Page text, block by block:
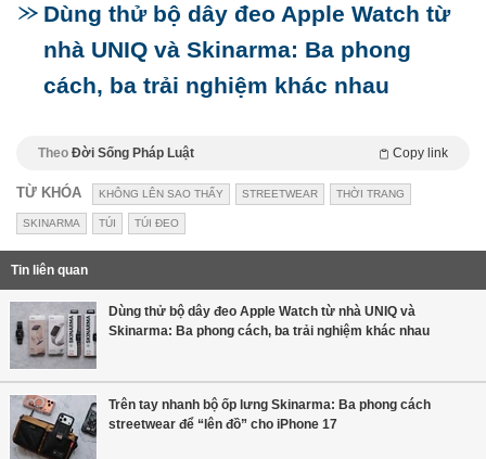
Dùng thử bộ dây đeo Apple Watch từ
nhà UNIQ và Skinarma: Ba phong
cách, ba trải nghiệm khác nhau
Theo Đời Sống Pháp Luật Copy link
TỪ KHÓA KHÔNG LÊN SAO THẤY STREETWEAR THỜI TRANG
SKINARMA TÚI TÚI ĐEO
Tin liên quan
Dùng thử bộ dây đeo Apple Watch từ nhà UNIQ và
Skinarma: Ba phong cách, ba trải nghiệm khác nhau
Trên tay nhanh bộ ốp lưng Skinarma: Ba phong cách
streetwear để “lên đồ” cho iPhone 17